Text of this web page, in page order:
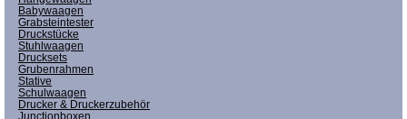
Babywaagen
Grabsteintester
Druckstücke
Stuhlwaagen
Drucksets
Grubenrahmen
Stative
Schulwaagen
Drucker & Druckerzubehör
Junctionboxen